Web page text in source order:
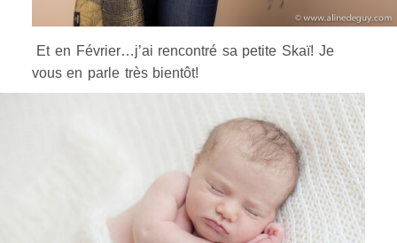
Et en Février…j’ai rencontré sa petite Skaï! Je
vous en parle très bientôt!